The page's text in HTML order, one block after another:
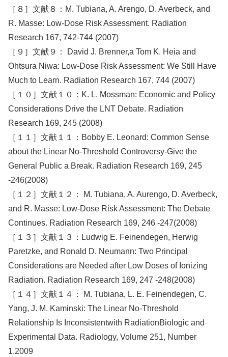
［８］文献８：M. Tubiana, A. Arengo, D. Averbeck, and
R. Masse: Low-Dose Risk Assessment. Radiation
Research 167, 742-744 (2007)
［９］文献９： David J. Brenner,a Tom K. Heia and
Ohtsura Niwa: Low-Dose Risk Assessment: We Still Have
Much to Learn. Radiation Research 167, 744 (2007)
［１０］文献１０：K. L. Mossman: Economic and Policy
Considerations Drive the LNT Debate. Radiation
Research 169, 245 (2008)
［１１］文献１１：Bobby E. Leonard: Common Sense
about the Linear No-Threshold Controversy-Give the
General Public a Break. Radiation Research 169, 245
-246(2008)
［１２］文献１２： M. Tubiana, A. Aurengo, D. Averbeck,
and R. Masse: Low-Dose Risk Assessment: The Debate
Continues. Radiation Research 169, 246 -247(2008)
［１３］文献１３：Ludwig E. Feinendegen, Herwig
Paretzke, and Ronald D. Neumann: Two Principal
Considerations are Needed after Low Doses of Ionizing
Radiation. Radiation Research 169, 247 -248(2008)
［１４］文献１４： M. Tubiana, L. E. Feinendegen, C.
Yang, J. M. Kaminski: The Linear No-Threshold
Relationship Is Inconsistentwith RadiationBiologic and
Experimental Data. Radiology, Volume 251, Number
1.2009